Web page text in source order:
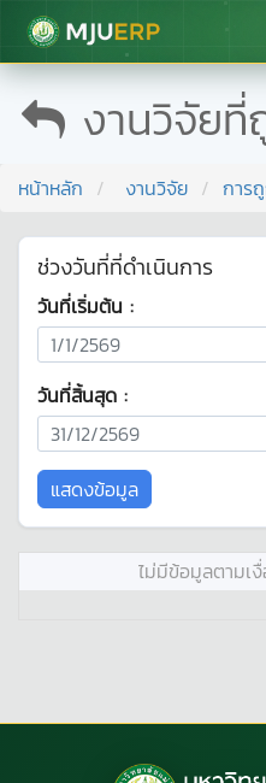
มหาวิทยาลัยแม่โจ้
งานวิจัยที่
หน้าหลัก งานวิจัย การ
ช่วงวันที่ที่ดำเนินการ
วันที่เริ่มต้น :
วันที่สิ้นสุด :
ไม่มีข้อมูลตามเ